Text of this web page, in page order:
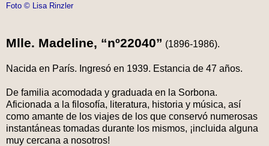
Foto © Lisa Rinzler
Mlle. Madeline, “nº22040” (1896-1986).
Nacida en París. Ingresó en 1939. Estancia de 47 años.
De familia acomodada y graduada en la Sorbona.
Aficionada a la filosofía, literatura, historia y música, así
como amante de los viajes de los que conservó numerosas
instantáneas tomadas durante los mismos, ¡incluida alguna
muy cercana a nosotros!